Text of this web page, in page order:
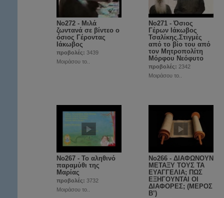
No272 - Μιλά
ζωντανά σε βίντεο ο
όσιος Γέροντας
Ιάκωβος
προβολές: 3439
Μοιράσου το..
No271 - Όσιος
Γέρων Ιάκωβος
Τσαλίκης.Στιγμές
από το βίο του από
τον Μητροπολίτη
Μόρφου Νεόφυτο
προβολές: 2342
Μοιράσου το..
No267 - Το αληθινό
παραμύθι της
Μαρίας
προβολές: 3732
Μοιράσου το..
No266 - ΔΙΑΦΩΝΟΥΝ
ΜΕΤΑΞΥ ΤΟΥΣ ΤΑ
ΕΥΑΓΓΕΛΙΑ; ΠΩΣ
ΕΞΗΓΟΥΝΤΑΙ ΟΙ
ΔΙΑΦΟΡΕΣ; (ΜΕΡΟΣ
Β’)